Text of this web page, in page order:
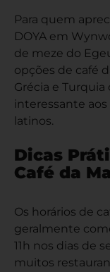
Para quem
DOYA em
de meze do
opções de café
Grécia e
interessante
latinos.
Dicas
Café da
Os horários de
geralmente
11h nos dias de
muitos